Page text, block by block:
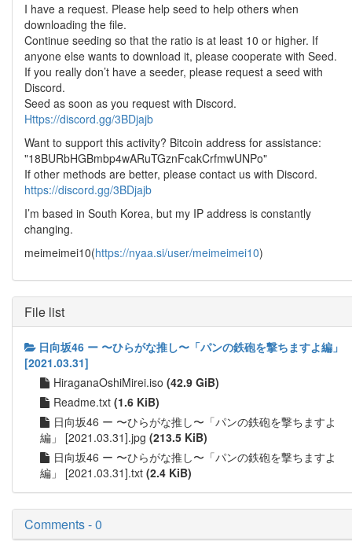
I have a request. Please help seed to help others when
downloading the file.
Continue seeding so that the ratio is at least 10 or higher. If
anyone else wants to download it, please cooperate with Seed.
If you really don’t have a seeder, please request a seed with
Discord.
Seed as soon as you request with Discord.
Https://discord.gg/3BDjajb
Want to support this activity? Bitcoin address for assistance:
"18BURbHGBmbp4wARuTGznFcakCrfmwUNPo"
If other methods are better, please contact us with Discord.
https://discord.gg/3BDjajb
I’m based in South Korea, but my IP address is constantly
changing.
meimeimei10(https://nyaa.si/user/meimeimei10)
File list
日向坂46 ー 〜ひらがな推し〜「パンの鉄砲を撃ちますよ編」
[2021.03.31]
HiraganaOshiMirei.iso (42.9 GiB)
Readme.txt (1.6 KiB)
日向坂46 ー 〜ひらがな推し〜「パンの鉄砲を撃ちますよ
編」 [2021.03.31].jpg (213.5 KiB)
日向坂46 ー 〜ひらがな推し〜「パンの鉄砲を撃ちますよ
編」 [2021.03.31].txt (2.4 KiB)
Comments - 0